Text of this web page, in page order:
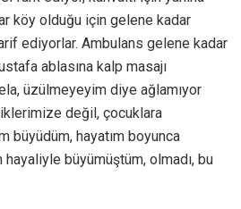
köy olduğu için gelene kadar
ediyorlar. Ambulans gelene kadar
ablasına kalp masajı
üzülmeyeyim diye ağlamıyor
değil, çocuklara
büyüdüm, hayatım boyunca
hayaliyle büyümüştüm, olmadı, bu